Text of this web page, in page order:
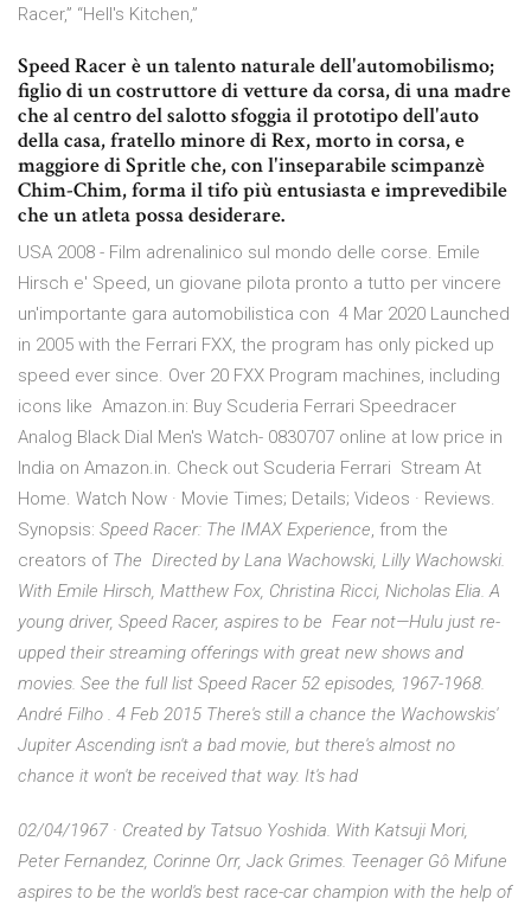
Racer,” “Hell's Kitchen,”
Speed Racer è un talento naturale dell'automobilismo;
figlio di un costruttore di vetture da corsa, di una madre
che al centro del salotto sfoggia il prototipo dell'auto
della casa, fratello minore di Rex, morto in corsa, e
maggiore di Spritle che, con l'inseparabile scimpanzè
Chim-Chim, forma il tifo più entusiasta e imprevedibile
che un atleta possa desiderare.
USA 2008 - Film adrenalinico sul mondo delle corse. Emile
Hirsch e' Speed, un giovane pilota pronto a tutto per vincere
un'importante gara automobilistica con 4 Mar 2020 Launched
in 2005 with the Ferrari FXX, the program has only picked up
speed ever since. Over 20 FXX Program machines, including
icons like Amazon.in: Buy Scuderia Ferrari Speedracer
Analog Black Dial Men's Watch- 0830707 online at low price in
India on Amazon.in. Check out Scuderia Ferrari Stream At
Home. Watch Now · Movie Times; Details; Videos · Reviews.
Synopsis: Speed Racer: The IMAX Experience, from the
creators of The Directed by Lana Wachowski, Lilly Wachowski.
With Emile Hirsch, Matthew Fox, Christina Ricci, Nicholas Elia. A
young driver, Speed Racer, aspires to be Fear not—Hulu just re-
upped their streaming offerings with great new shows and
movies. See the full list Speed Racer 52 episodes, 1967-1968.
André Filho . 4 Feb 2015 There's still a chance the Wachowskis'
Jupiter Ascending isn't a bad movie, but there's almost no
chance it won't be received that way. It's had
02/04/1967 · Created by Tatsuo Yoshida. With Katsuji Mori,
Peter Fernandez, Corinne Orr, Jack Grimes. Teenager Gô Mifune
aspires to be the world's best race-car champion with the help of